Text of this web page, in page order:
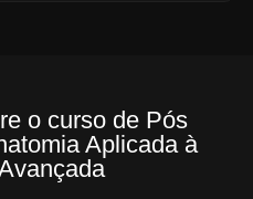
o curso de Pós
Aplicada à